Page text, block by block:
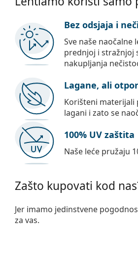
Bez odsjaja i
Sve naše naočalne
prednjoj i stražnjoj
nakupljanja
Lagane, ali
Korišteni materijali
lagani i zato se
100% UV zaštita
Naše leće pružaju
Zašto kupovati kod
Jer imamo jedinstvene
za vas.